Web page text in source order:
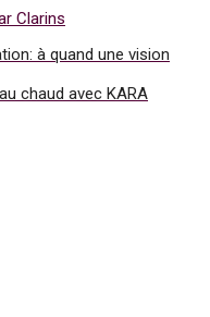
Clarins
à quand une vision
chaud avec KARA